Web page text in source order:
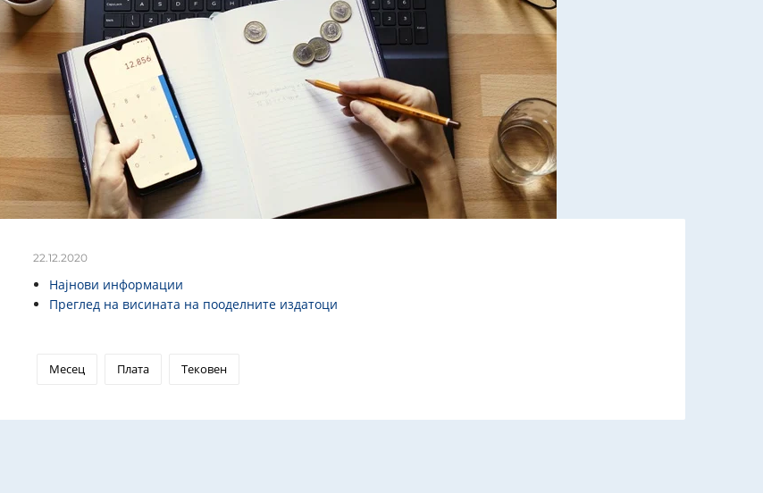
22.12.2020
Најнови информации
Преглед на висината на пооделните издатоци
Месец Плата Тековен